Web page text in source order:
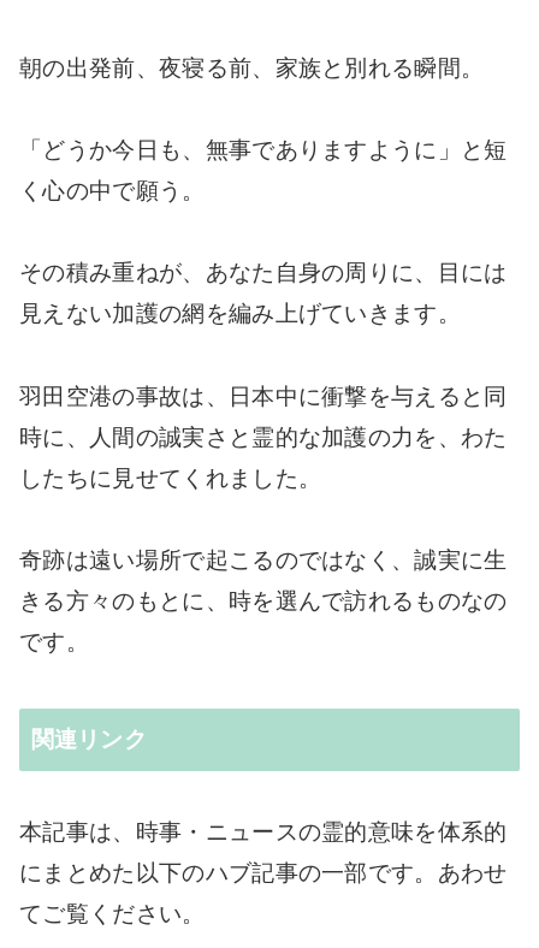
朝の出発前、夜寝る前、家族と別れる瞬間。
「どうか今日も、無事でありますように」と短
く心の中で願う。
その積み重ねが、あなた自身の周りに、目には
見えない加護の網を編み上げていきます。
羽田空港の事故は、日本中に衝撃を与えると同
時に、人間の誠実さと霊的な加護の力を、わた
したちに見せてくれました。
奇跡は遠い場所で起こるのではなく、誠実に生
きる方々のもとに、時を選んで訪れるものなの
です。
関連リンク
本記事は、時事・ニュースの霊的意味を体系的
にまとめた以下のハブ記事の一部です。あわせ
てご覧ください。